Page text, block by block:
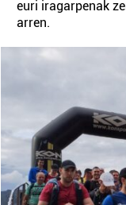
euri iragarpenak
arren.